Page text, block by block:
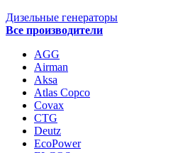
Дизельные генераторы
Все производители
AGG
Airman
Aksa
Atlas Copco
Covax
CTG
Deutz
EcoPower